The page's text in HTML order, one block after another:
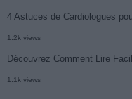
4 Astuces de Cardiologues
1.2k views
Découvrez Comment Lire
1.1k views